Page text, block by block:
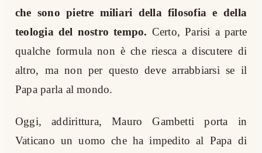
che sono pietre miliari della filosofia e della
teologia del nostro tempo. Certo, Parisi a parte
qualche formula non è che riesca a discutere di
altro, ma non per questo deve arrabbiarsi se il
Papa parla al mondo.
Oggi, addirittura, Mauro Gambetti porta in
Vaticano un uomo che ha impedito al Papa di